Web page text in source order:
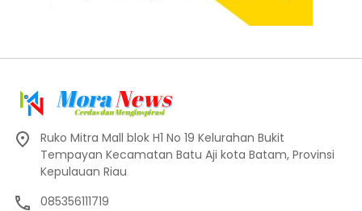
Ruko Mitra Mall blok H1 No 19 Kelurahan Bukit
Tempayan Kecamatan Batu Aji kota Batam, Provinsi
Kepulauan Riau
085356111719